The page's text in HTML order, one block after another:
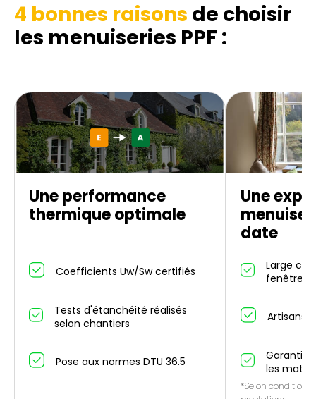
4 bonnes raisons de choisir
les menuiseries PPF :
Une performance
thermique optimale
Coefficients Uw/Sw certifiés
Tests d'étanchéité réalisés
selon chantiers
Pose aux normes DTU 36.5
Une
date
Large
fenêtres/
Artisans
Garantie
les
*Selon conditions